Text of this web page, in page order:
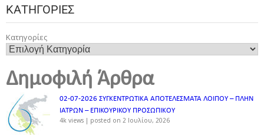
ΚΑΤΗΓΟΡΊΕΣ
Κατηγορίες
Δημοφιλή Άρθρα
02-07-2026 ΣΥΓΚΕΝΤΡΩΤΙΚΑ ΑΠΟΤΕΛΕΣΜΑΤΑ ΛΟΙΠΟΥ – ΠΛΗΝ
ΙΑΤΡΩΝ – ΕΠΙΚΟΥΡΙΚΟΥ ΠΡΟΣΩΠΙΚOY
4k views | posted on 2 Ιουλίου, 2026